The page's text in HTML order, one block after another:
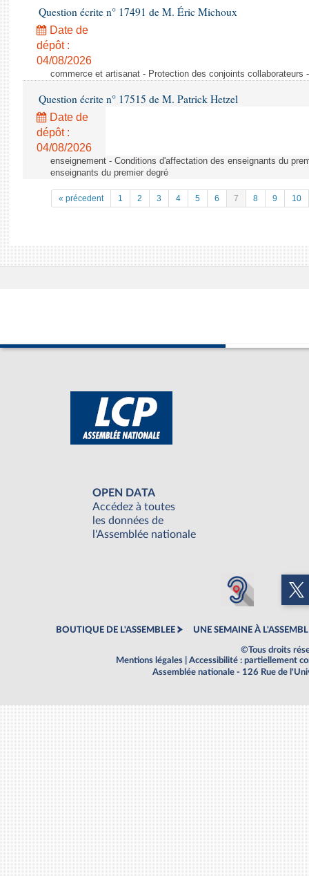
Question écrite n° 17491 de M. Éric Michoux
Date de
dépôt :
04/08/2026
commerce et artisanat - Protection des conjoints collaborateurs
Question écrite n° 17515 de M. Patrick Hetzel
Date de
dépôt :
04/08/2026
enseignement - Conditions d'affectation des enseignants du
enseignants du premier degré
« précedent 1 2 3 4 5 6 7 8 9 10
OPEN DATA
Accédez à toutes
les données de
l'Assemblée nationale
BOUTIQUE DE L'ASSEMBLEE UNE SEMAINE À
©Tous droits
Mentions légales
Accessibilité : partiellement
Assemblée nationale - 126 Rue de